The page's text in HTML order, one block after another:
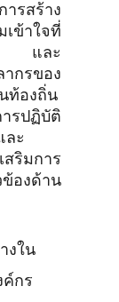
รสร้าง
ข้าใจที่
น และ
กรของ
ท้องถิ่น
รปฏิบัติ
ละ
ริมการ
องด้าน
งใน
กร